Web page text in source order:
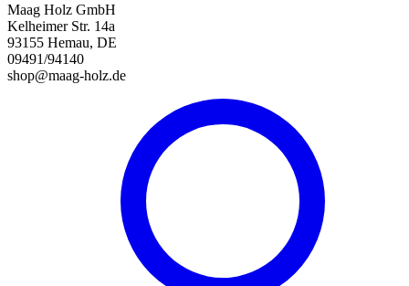
Maag Holz GmbH
Kelheimer Str. 14a
93155 Hemau, DE
09491/94140
shop@maag-holz.de